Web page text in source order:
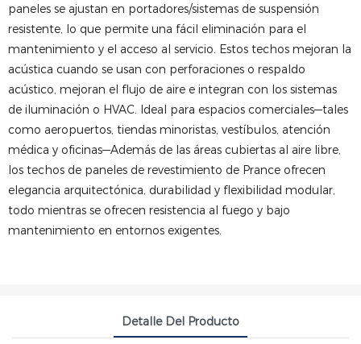
paneles se ajustan en portadores/sistemas de suspensión
resistente, lo que permite una fácil eliminación para el
mantenimiento y el acceso al servicio. Estos techos mejoran la
acústica cuando se usan con perforaciones o respaldo
acústico, mejoran el flujo de aire e integran con los sistemas
de iluminación o HVAC. Ideal para espacios comerciales—tales
como aeropuertos, tiendas minoristas, vestíbulos, atención
médica y oficinas—Además de las áreas cubiertas al aire libre,
los techos de paneles de revestimiento de Prance ofrecen
elegancia arquitectónica, durabilidad y flexibilidad modular,
todo mientras se ofrecen resistencia al fuego y bajo
mantenimiento en entornos exigentes.
Detalle Del Producto